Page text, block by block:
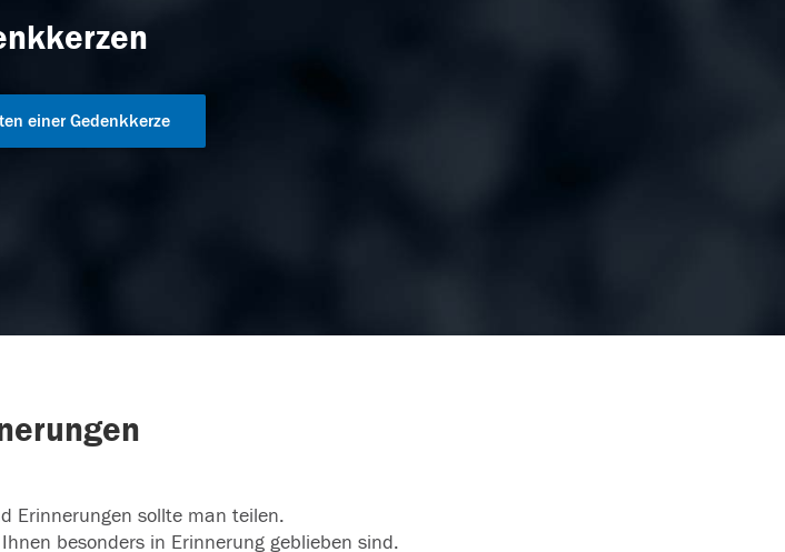
einer Gedenkkerze
Erinnerungen sollte man teilen.
besonders in Erinnerung geblieben sind.